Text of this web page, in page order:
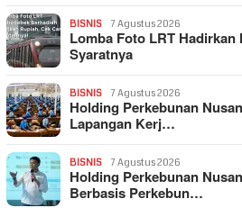
BISNIS 7 Agustus 2026
Lomba Foto LRT
Syaratnya
BISNIS 7 Agustus 2026
Holding Perkebunan
Lapangan Kerj…
BISNIS 7 Agustus 2026
Holding Perkebunan
Berbasis Perkebun…